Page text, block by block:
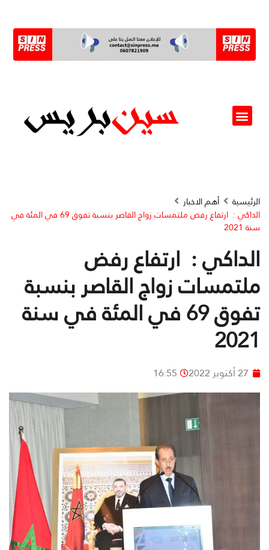
الرئيسية
أهم الاخبار
الداكي : ارتفاع رفض ملتمسات زواج القاصر بنسبة تفوق 69 في المئة في
سنة 2021
الداكي : ارتفاع رفض
ملتمسات زواج القاصر بنسبة
تفوق 69 في المئة في سنة
2021
27 أكتوبر 2022 16:55